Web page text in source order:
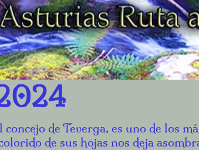
de Teverga, es uno de los
de sus hojas nos deja